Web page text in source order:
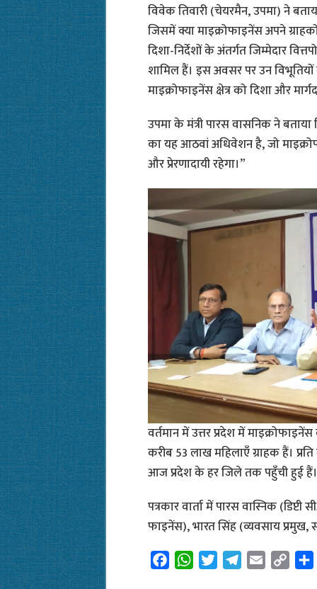
विवेक तिवारी (चेयरमैन, उपमा) ने
जिसमें क्या माइक्रोफाइनेंस अपने
दिशा-निर्देशों के अंतर्गत जिम्मेदार
शामिल हैं। इस अवसर पर उन विभूतियों
माइक्रोफाइनेंस क्षेत्र को दिशा और
उपमा के मंत्री पारस वासनिक ने
का यह आठवां अधिवेशन है, जो
और प्रेरणादायी रहेगा।”
वर्तमान में उत्तर प्रदेश में
करीब 53 लाख महिलाएँ ग्राहक हैं।
आज प्रदेश के हर जिले तक पहुँची हुई हैं।
पत्रकार वार्ता में पारस वास्निक
फाइनेंस), भारत सिंह (व्यवसाय प्रमुख,
F
W
T
T
E
C
S